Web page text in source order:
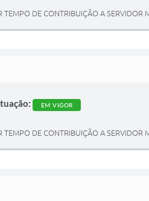
DE CONTRIBUIÇÃO A SERVIDOR
EM VIGOR
DE CONTRIBUIÇÃO A SERVIDOR